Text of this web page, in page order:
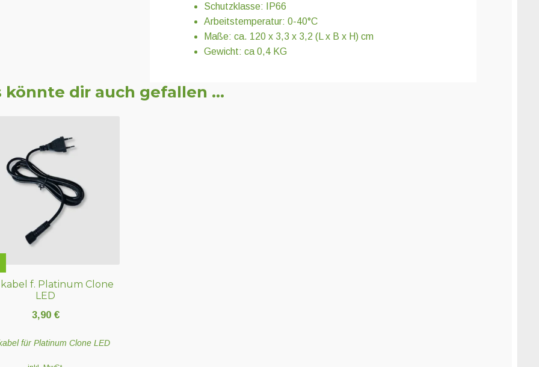
Schutzklasse: IP66
Arbeitstemperatur: 0-40°C
Maße: ca. 120 x 3,3 x 3,2 (L x B x H) cm
Gewicht: ca 0,4 KG
könnte dir auch gefallen …
f. Platinum Clone
LED
3,90 €
für Platinum Clone LED